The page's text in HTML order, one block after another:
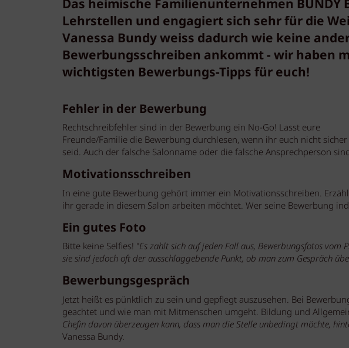
Das heimische Familienunternehmen BUNDY
Lehrstellen und engagiert sich sehr für die
Vanessa Bundy weiss dadurch wie keine
Bewerbungsschreiben ankommt - wir haben
wichtigsten Bewerbungs-Tipps für euch!
Fehler in der Bewerbung
Rechtschreibfehler sind in der Bewerbung ein No-Go! Lasst eure
Freunde/Familie die Bewerbung durchlesen, wenn ihr euch nicht sicher
seid. Auch der falsche Salonname oder die falsche Ansprechperson
Motivationsschreiben
In eine gute Bewerbung gehört immer ein Motivationsschreiben.
ihr gerade in diesem Salon arbeiten möchtet. Wer seine Bewerbung
Ein gutes Foto
Bitte keine Selfies! "Es zahlt sich auf jeden Fall aus, Bewerbungsfotos
sie sind jedoch oft der ausschlaggebende Punkt, ob man zum Gespräch
Bewerbungsgespräch
Jetzt heißt es pünktlich zu sein und gepflegt auszusehen. Bei
geachtet und wie man mit Mitmenschen umgeht. Bildung und
Chefin davon überzeugen kann, dass man die Stelle unbedingt möchte,
Vanessa Bundy.